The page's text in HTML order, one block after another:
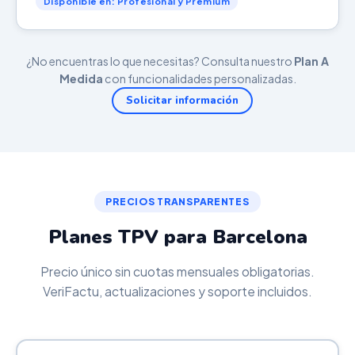
¿No encuentras lo que necesitas? Consulta nuestro Plan A
Medida con funcionalidades personalizadas.
Solicitar información
PRECIOS TRANSPARENTES
Planes TPV para Barcelona
Precio único sin cuotas mensuales obligatorias.
VeriFactu, actualizaciones y soporte incluidos.